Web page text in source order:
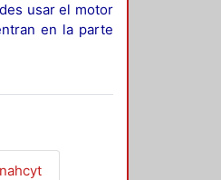
usar el motor
en la parte